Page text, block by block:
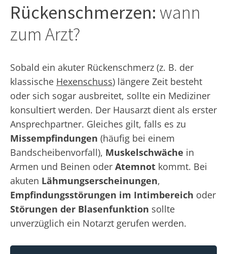
Rückenschmerzen: wann
zum Arzt?
Sobald ein akuter Rückenschmerz (z. B. der
klassische Hexenschuss) längere Zeit besteht
oder sich sogar ausbreitet, sollte ein Mediziner
konsultiert werden. Der Hausarzt dient als erster
Ansprechpartner. Gleiches gilt, falls es zu
Missempfindungen (häufig bei einem
Bandscheibenvorfall), Muskelschwäche in
Armen und Beinen oder Atemnot kommt. Bei
akuten Lähmungserscheinungen,
Empfindungsstörungen im Intimbereich oder
Störungen der Blasenfunktion sollte
unverzüglich ein Notarzt gerufen werden.